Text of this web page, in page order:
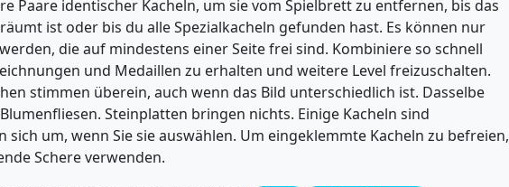
Paare identischer Kacheln, um sie vom Spielbrett zu entfernen, bis das
ist oder bis du alle Spezialkacheln gefunden hast. Es können nur
die auf mindestens einer Seite frei sind. Kombiniere so schnell
und Medaillen zu erhalten und weitere Level freizuschalten.
stimmen überein, auch wenn das Bild unterschiedlich ist. Dasselbe
Steinplatten bringen nichts. Einige Kacheln sind
sich um, wenn Sie sie auswählen. Um eingeklemmte Kacheln zu befreien,
Schere verwenden.